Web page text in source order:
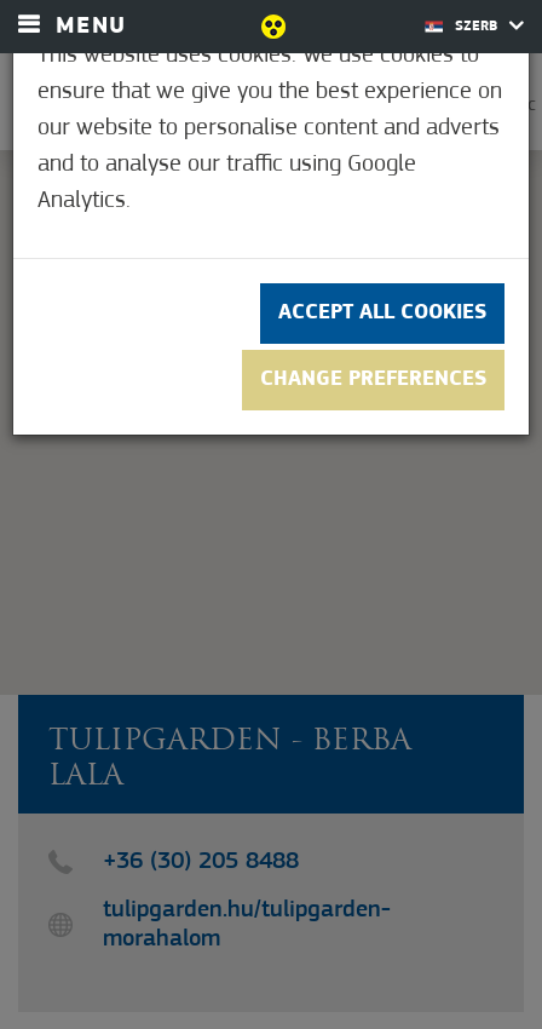
MENU SZERB
25,6°C
TULIPGARDEN - BERBA
LALA
+36 (30) 205 8488
tulipgarden.hu/tulipgarden-
morahalom
This website uses cookies. We use cookies to
ensure that we give you the best experience on
our website to personalise content and adverts
and to analyse our traffic using Google
Analytics.
ACCEPT ALL COOKIES
CHANGE PREFERENCES